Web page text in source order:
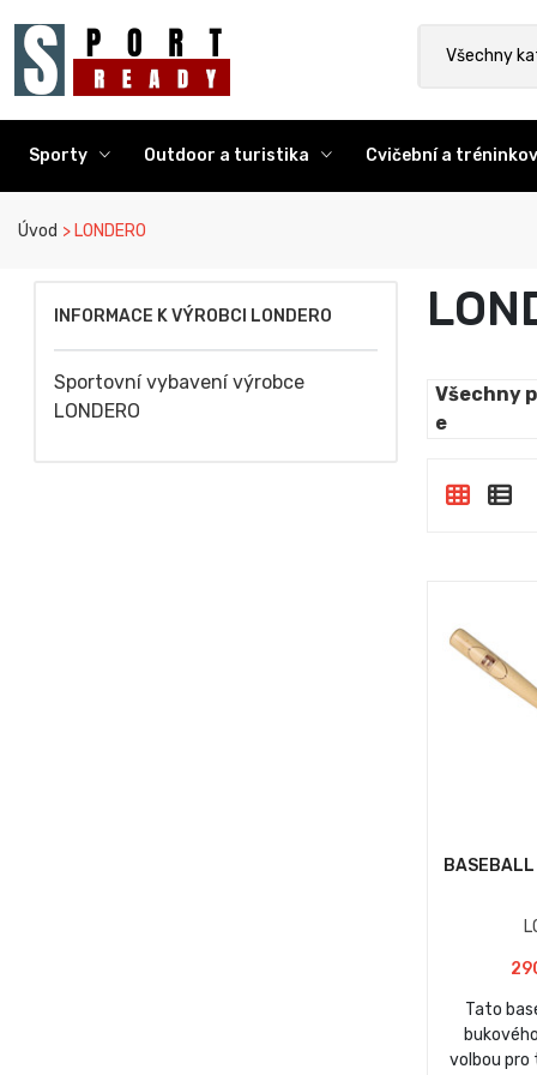
Všechny
Sporty Outdoor a turistika Cvičební a
Úvod LONDERO
INFORMACE K VÝROBCI LONDERO
Sportovní vybavení výrobce
LONDERO
Všechny
e
Tato
volbou pro